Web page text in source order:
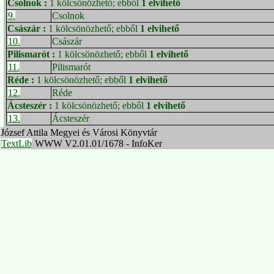
Csolnok : 1 kölcsönözhető; ebből 1 elvihető
9.
Csolnok
Császár : 1 kölcsönözhető; ebből 1 elvihető
10.
Császár
Pilismarót : 1 kölcsönözhető; ebből 1 elvihető
11.
Pilismarót
Réde : 1 kölcsönözhető; ebből 1 elvihető
12.
Réde
Ácsteszér : 1 kölcsönözhető; ebből 1 elvihető
13.
Ácsteszér
József Attila Megyei és Városi Könyvtár
TextLib WWW V2.01.01/1678 - InfoKer